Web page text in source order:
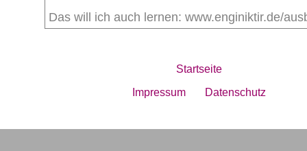
Das will ich auch lernen: www.enginiktir.de/
Startseite
Impressum
Datenschutz